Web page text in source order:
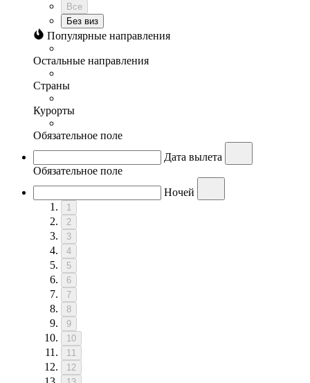
Все
Без виз
Популярные направления
Остальные направления
Страны
Курорты
Обязательное поле
Дата вылета
Обязательное поле
Ночей
1
2
3
4
5
6
7
8
9
10
11
12